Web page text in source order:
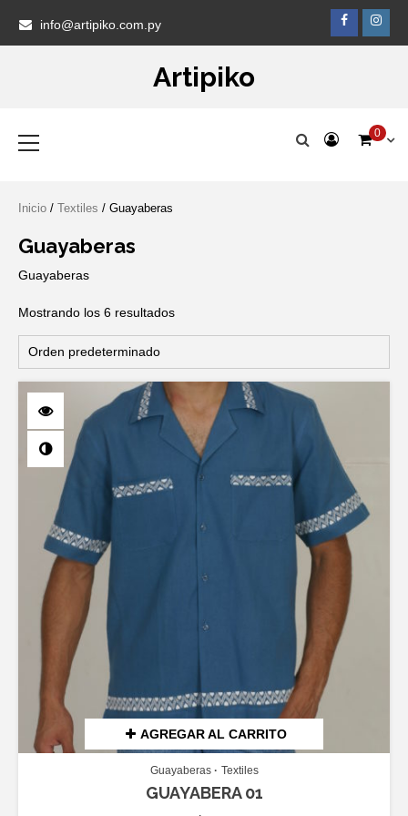
content
info@artipiko.com.py
Artipiko
Menu
0
Inicio / Textiles / Guayaberas
Guayaberas
Guayaberas
Mostrando los 6 resultados
AGREGAR AL CARRITO
Guayaberas Textiles
GUAYABERA 01